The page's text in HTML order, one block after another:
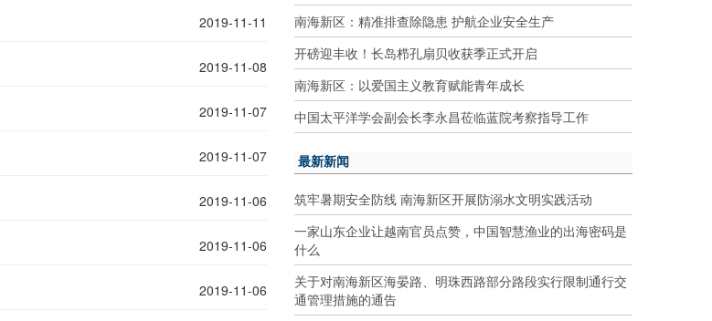
2019-11-11
2019-11-08
2019-11-07
2019-11-07
2019-11-06
2019-11-06
2019-11-06
南海新区：精准排查除隐患 护航企业安全生产
开磅迎丰收！长岛栉孔扇贝收获季正式开启
南海新区：以爱国主义教育赋能青年成长
中国太平洋学会副会长李永昌莅临蓝院考察指导工作
最新新闻
筑牢暑期安全防线 南海新区开展防溺水文明实践活动
一家山东企业让越南官员点赞，中国智慧渔业的出海密码是
什么
关于对南海新区海晏路、明珠西路部分路段实行限制通行交
通管理措施的通告